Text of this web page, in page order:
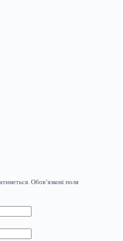
Обов’язкові поля